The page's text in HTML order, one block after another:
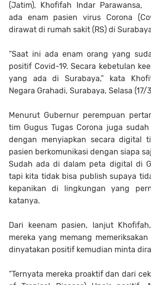
(Jatim), Khofifah Indar Parawansa,
ada enam pasien virus Corona
dirawat di rumah sakit (RS) di
“Saat ini ada enam orang yang
positif Covid-19. Secara kebetulan
yang ada di Surabaya,” kata
Negara Grahadi, Surabaya, Selasa
Menurut Gubernur perempuan
tim Gugus Tugas Corona juga
dengan menyiapkan secara digital
pasien berkomunikasi dengan siapa
Sudah ada di dalam peta digital di
tapi kita tidak bisa publish supaya
kepanikan di lingkungan yang
katanya.
Dari keenam pasien, lanjut
mereka yang memang
dinyatakan positif kemudian minta
“Ternyata mereka proaktif dan dari